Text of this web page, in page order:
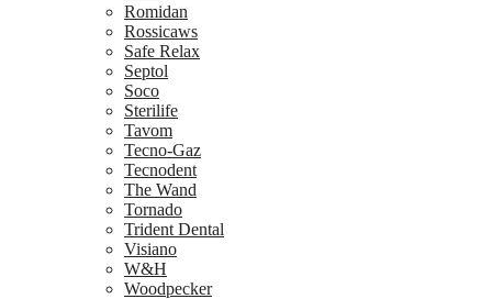
Romidan
Rossicaws
Safe Relax
Septol
Soco
Sterilife
Tavom
Tecno-Gaz
Tecnodent
The Wand
Tornado
Trident Dental
Visiano
W&H
Woodpecker